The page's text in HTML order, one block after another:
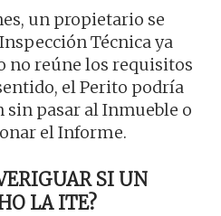
un propietario se
Técnica ya
no reúne los requisitos
el Perito podría
sin pasar al Inmueble o
el Informe.
SI UN
LA ITE?